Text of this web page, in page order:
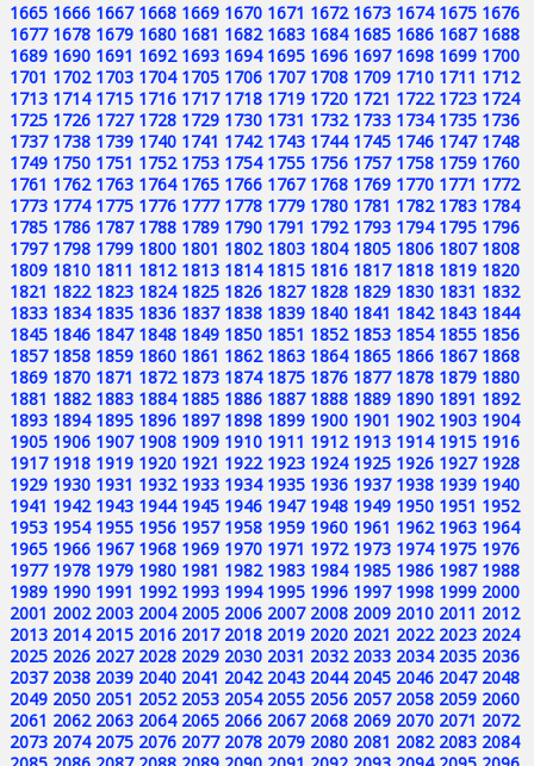
1665 1666 1667 1668 1669 1670 1671 1672 1673 1674 1675 1676
1677 1678 1679 1680 1681 1682 1683 1684 1685 1686 1687 1688
1689 1690 1691 1692 1693 1694 1695 1696 1697 1698 1699 1700
1701 1702 1703 1704 1705 1706 1707 1708 1709 1710 1711 1712
1713 1714 1715 1716 1717 1718 1719 1720 1721 1722 1723 1724
1725 1726 1727 1728 1729 1730 1731 1732 1733 1734 1735 1736
1737 1738 1739 1740 1741 1742 1743 1744 1745 1746 1747 1748
1749 1750 1751 1752 1753 1754 1755 1756 1757 1758 1759 1760
1761 1762 1763 1764 1765 1766 1767 1768 1769 1770 1771 1772
1773 1774 1775 1776 1777 1778 1779 1780 1781 1782 1783 1784
1785 1786 1787 1788 1789 1790 1791 1792 1793 1794 1795 1796
1797 1798 1799 1800 1801 1802 1803 1804 1805 1806 1807 1808
1809 1810 1811 1812 1813 1814 1815 1816 1817 1818 1819 1820
1821 1822 1823 1824 1825 1826 1827 1828 1829 1830 1831 1832
1833 1834 1835 1836 1837 1838 1839 1840 1841 1842 1843 1844
1845 1846 1847 1848 1849 1850 1851 1852 1853 1854 1855 1856
1857 1858 1859 1860 1861 1862 1863 1864 1865 1866 1867 1868
1869 1870 1871 1872 1873 1874 1875 1876 1877 1878 1879 1880
1881 1882 1883 1884 1885 1886 1887 1888 1889 1890 1891 1892
1893 1894 1895 1896 1897 1898 1899 1900 1901 1902 1903 1904
1905 1906 1907 1908 1909 1910 1911 1912 1913 1914 1915 1916
1917 1918 1919 1920 1921 1922 1923 1924 1925 1926 1927 1928
1929 1930 1931 1932 1933 1934 1935 1936 1937 1938 1939 1940
1941 1942 1943 1944 1945 1946 1947 1948 1949 1950 1951 1952
1953 1954 1955 1956 1957 1958 1959 1960 1961 1962 1963 1964
1965 1966 1967 1968 1969 1970 1971 1972 1973 1974 1975 1976
1977 1978 1979 1980 1981 1982 1983 1984 1985 1986 1987 1988
1989 1990 1991 1992 1993 1994 1995 1996 1997 1998 1999 2000
2001 2002 2003 2004 2005 2006 2007 2008 2009 2010 2011 2012
2013 2014 2015 2016 2017 2018 2019 2020 2021 2022 2023 2024
2025 2026 2027 2028 2029 2030 2031 2032 2033 2034 2035 2036
2037 2038 2039 2040 2041 2042 2043 2044 2045 2046 2047 2048
2049 2050 2051 2052 2053 2054 2055 2056 2057 2058 2059 2060
2061 2062 2063 2064 2065 2066 2067 2068 2069 2070 2071 2072
2073 2074 2075 2076 2077 2078 2079 2080 2081 2082 2083 2084